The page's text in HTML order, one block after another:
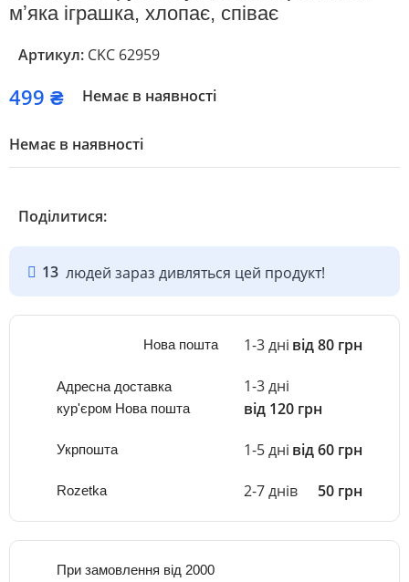
мʼяка іграшка, хлопає, співає
Артикул: CKC 62959
₴ Немає в наявності
Немає в наявності
Поділитися:
13 людей зараз дивляться цей продукт!
Нова пошта 1-3 дні від 80 грн
Адресна доставка
кур'єром Нова пошта
1-3 дні
від 120 грн
Укрпошта 1-5 дні від 60 грн
Rozetka 2-7 днів 50 грн
При замовлення від 2000